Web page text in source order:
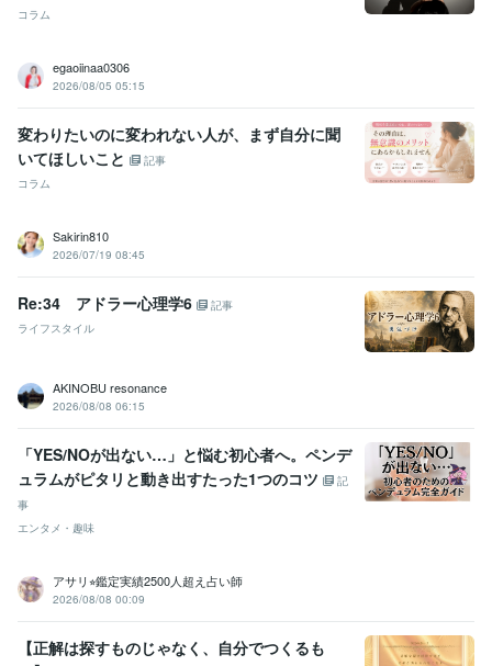
コラム
egaoiinaa0306
2026/08/05 05:15
変わりたいのに変われない人が、まず自分に聞
いてほしいこと
記事
コラム
Sakirin810
2026/07/19 08:45
Re:34 アドラー心理学6
記事
ライフスタイル
AKINOBU resonance
2026/08/08 06:15
「YES/NOが出ない…」と悩む初心者へ。ペンデ
ュラムがピタリと動き出すたった1つのコツ
記
事
エンタメ・趣味
アサリ⭐︎鑑定実績2500人超え占い師
2026/08/08 00:09
【正解は探すものじゃなく、自分でつくるも